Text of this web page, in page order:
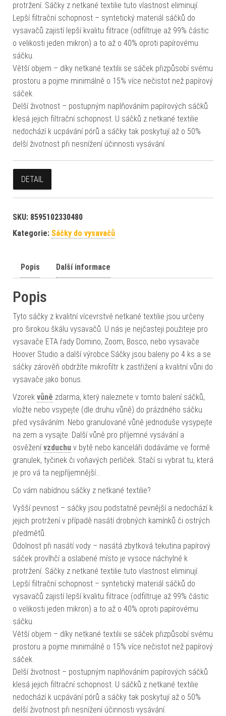
protržení. Sáčky z netkané textilie tuto vlastnost eliminují.
Lepší filtrační schopnost – syntetický materiál sáčků do
vysavačů zajistí lepší kvalitu filtrace (odfiltruje až 99% částic
o velikosti jeden mikron) a to až o 40% oproti papírovému
sáčku.
Větší objem – díky netkané textilii se sáček přizpůsobí svému
prostoru a pojme minimálně o 15% více nečistot než papírový
sáček.
Delší životnost – postupným naplňováním papírových sáčků
klesá jejich filtrační schopnost. U sáčků z netkané textilie
nedochází k ucpávání pórů a sáčky tak poskytují až o 50%
delší životnost při nesnížení účinnosti vysávání.
DETAIL
SKU: 8595102330480
Kategorie: Sáčky do vysavačů
Popis Další informace
Popis
Tyto sáčky z kvalitní vícevrstvé netkané textilie jsou určeny
pro širokou škálu vysavačů. U nás je nejčasteji použiteje pro
vysavače ETA řady Domino, Zoom, Bosco, nebo vysavače
Hoover Studio a další výrobce.Sáčky jsou baleny po 4 ks a se
sáčky zárověň obdržíte mikrofiltr k zastřižení a kvalitní vůni do
vysavače jako bonus.
Vzorek vůně zdarma, který naleznete v tomto balení sáčků,
vložte nebo vsypejte (dle druhu vůně) do prázdného sáčku
před vysáváním. Nebo granulované vůně jednoduše vysypejte
na zem a vysajte. Další vůně pro příjemné vysávání a
osvěženívzduchu v bytě nebo kanceláři dodáváme ve formě
granulek, tyčinek či voňavých perliček. Stačí si vybrat tu, která
je pro vá ta nejpříjemnější…
Co vám nabídnou sáčky z netkané textilie?
Vyšší pevnost – sáčky jsou podstatně pevnější a nedochází k
jejich protržení v případě nasátí drobných kamínků či ostrých
předmětů.
Odolnost při nasátí vody – nasátá zbytková tekutina papírový
sáček provlhčí a oslabené místo je vysoce náchylné k
protržení. Sáčky z netkané textilie tuto vlastnost eliminují.
Lepší filtrační schopnost – syntetický materiál sáčků do
vysavačů zajistí lepší kvalitu filtrace (odfiltruje až 99% částic
o velikosti jeden mikron) a to až o 40% oproti papírovému
sáčku.
Větší objem – díky netkané textilii se sáček přizpůsobí svému
prostoru a pojme minimálně o 15% více nečistot než papírový
sáček.
Delší životnost – postupným naplňováním papírových sáčků
klesá jejich filtrační schopnost. U sáčků z netkané textilie
nedochází k ucpávání pórů a sáčky tak poskytují až o 50%
delší životnost při nesnížení účinnosti vysávání.